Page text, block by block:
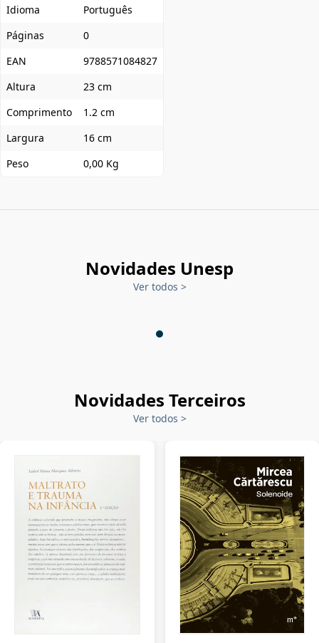
Idioma
Português
Páginas
0
EAN
9788571084827
Altura
23 cm
Comprimento
1.2 cm
Largura
16 cm
Peso
0,00 Kg
Novidades Unesp
Ver todos >
Novidades Terceiros
Ver todos >